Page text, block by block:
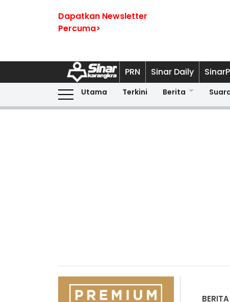
Dapatkan Newsletter
Percuma>
PRN Sinar Daily
Utama Terkini Berita
BERITA